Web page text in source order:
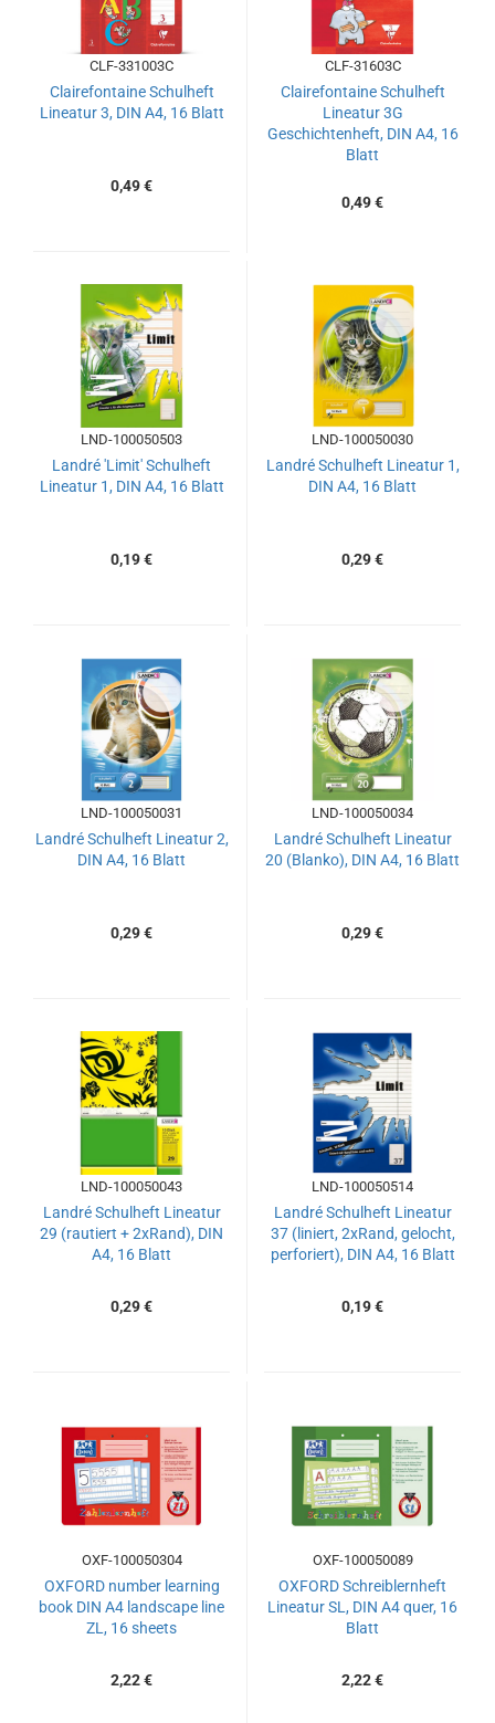
CLF-331003C
Clairefontaine Schulheft
Lineatur 3, DIN A4, 16 Blatt
0,49 €
CLF-31603C
Clairefontaine Schulheft
Lineatur 3G
Geschichtenheft, DIN A4, 16
Blatt
0,49 €
LND-100050503
Landré 'Limit' Schulheft
Lineatur 1, DIN A4, 16 Blatt
0,19 €
LND-100050030
Landré Schulheft Lineatur 1,
DIN A4, 16 Blatt
0,29 €
LND-100050031
Landré Schulheft Lineatur 2,
DIN A4, 16 Blatt
0,29 €
LND-100050034
Landré Schulheft Lineatur
20 (Blanko), DIN A4, 16 Blatt
0,29 €
LND-100050043
Landré Schulheft Lineatur
29 (rautiert + 2xRand), DIN
A4, 16 Blatt
0,29 €
LND-100050514
Landré Schulheft Lineatur
37 (liniert, 2xRand, gelocht,
perforiert), DIN A4, 16 Blatt
0,19 €
OXF-100050304
OXFORD number learning
book DIN A4 landscape line
ZL, 16 sheets
2,22 €
OXF-100050089
OXFORD Schreiblernheft
Lineatur SL, DIN A4 quer, 16
Blatt
2,22 €